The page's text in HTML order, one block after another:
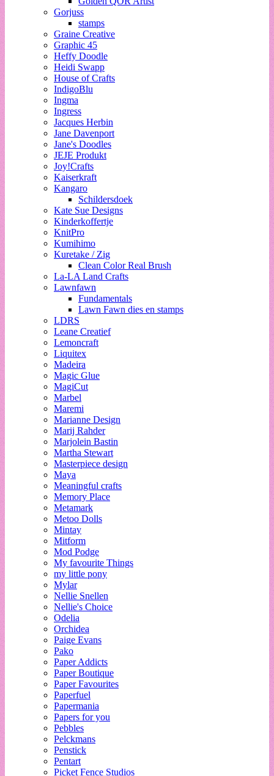
Gorjuss
stamps
Graine Creative
Graphic 45
Heffy Doodle
Heidi Swapp
House of Crafts
IndigoBlu
Ingma
Ingress
Jacques Herbin
Jane Davenport
Jane's Doodles
JEJE Produkt
Joy!Crafts
Kaiserkraft
Kangaro
Schildersdoek
Kate Sue Designs
Kinderkoffertje
KnitPro
Kumihimo
Kuretake / Zig
Clean Color Real Brush
La-LA Land Crafts
Lawnfawn
Fundamentals
Lawn Fawn dies en stamps
LDRS
Leane Creatief
Lemoncraft
Liquitex
Madeira
Magic Glue
MagiCut
Marbel
Maremi
Marianne Design
Marij Rahder
Marjolein Bastin
Martha Stewart
Masterpiece design
Maya
Meaningful crafts
Memory Place
Metamark
Metoo Dolls
Mintay
Mitform
Mod Podge
My favourite Things
my little pony
Mylar
Nellie Snellen
Nellie's Choice
Odelia
Orchidea
Paige Evans
Pako
Paper Addicts
Paper Boutique
Paper Favourites
Paperfuel
Papermania
Papers for you
Pebbles
Pelckmans
Penstick
Pentart
Picket Fence Studios